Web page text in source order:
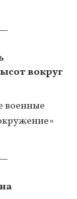
вокруг
военные